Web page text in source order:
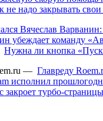
не надо закрывать
Вячеслав
убеждает команду
Нужна ли кнопка
— Главреду
исполнил
закроет турбо-страницы